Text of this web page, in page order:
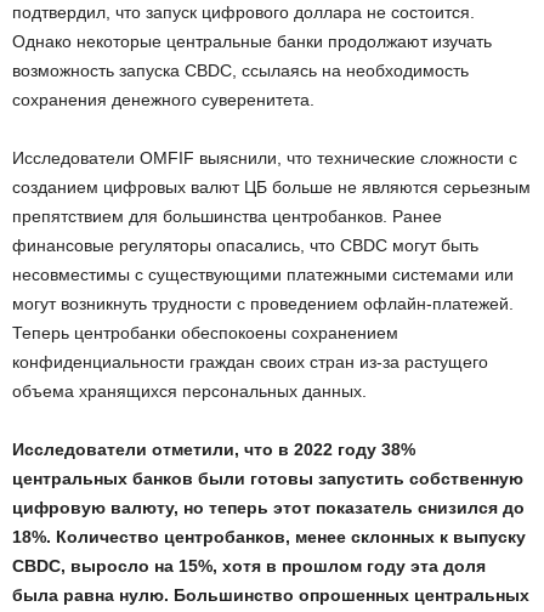
подтвердил, что запуск цифрового доллара не состоится.
Однако некоторые центральные банки продолжают изучать
возможность запуска CBDC, ссылаясь на необходимость
сохранения денежного суверенитета.
Исследователи OMFIF выяснили, что технические сложности с
созданием цифровых валют ЦБ больше не являются серьезным
препятствием для большинства центробанков. Ранее
финансовые регуляторы опасались, что CBDC могут быть
несовместимы с существующими платежными системами или
могут возникнуть трудности с проведением офлайн-платежей.
Теперь центробанки обеспокоены сохранением
конфиденциальности граждан своих стран из-за растущего
объема хранящихся персональных данных.
Исследователи отметили, что в 2022 году 38%
центральных банков были готовы запустить собственную
цифровую валюту, но теперь этот показатель снизился до
18%. Количество центробанков, менее склонных к выпуску
CBDC, выросло на 15%, хотя в прошлом году эта доля
была равна нулю. Большинство опрошенных центральных